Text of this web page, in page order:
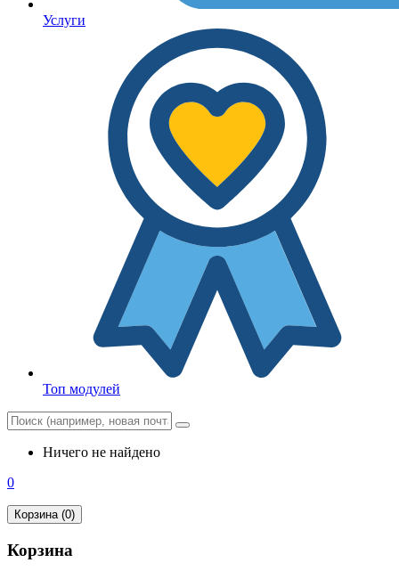
Услуги
Топ модулей
Ничего не найдено
0
Корзина (0)
Корзина